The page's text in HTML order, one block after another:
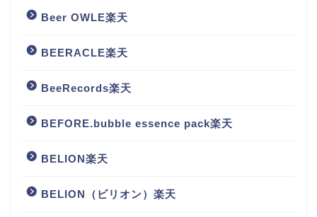
Beer OWLE楽天
BEERACLE楽天
BeeRecords楽天
BEFORE.bubble essence pack楽天
BELION楽天
BELION（ビリオン）楽天